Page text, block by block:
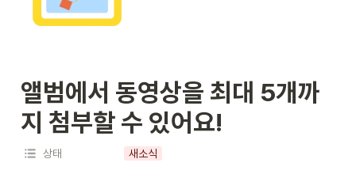
앨범에서 동영상을 최대 5개까
지 첨부할 수 있어요!
상태 새소식